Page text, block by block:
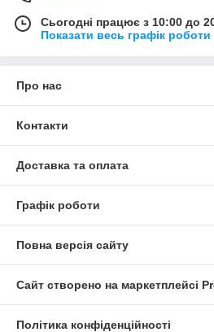
Сьогодні працює з 10:00 до
Показати весь графік роботи
Про нас
Контакти
Доставка та оплата
Графік роботи
Повна версія сайту
Сайт створено на маркетплейсі
Політика конфіденційності